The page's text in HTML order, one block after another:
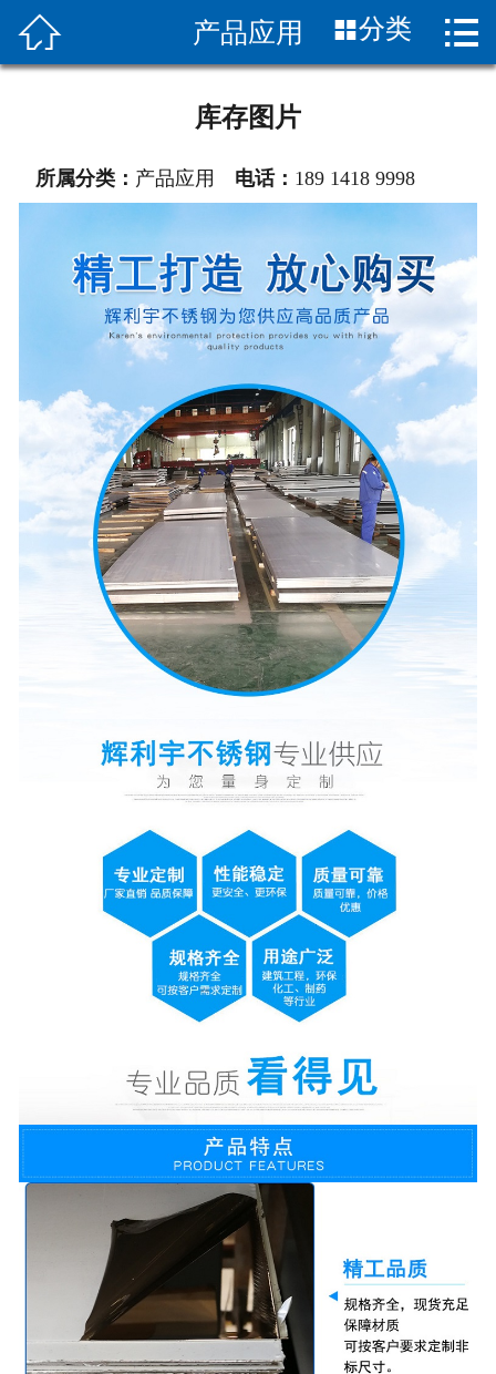
 首页
车间设备
产品应用
联系我们
 产品应用 分类 
库存图片
所属分类： 产品应用 电话： 189 1418 9998